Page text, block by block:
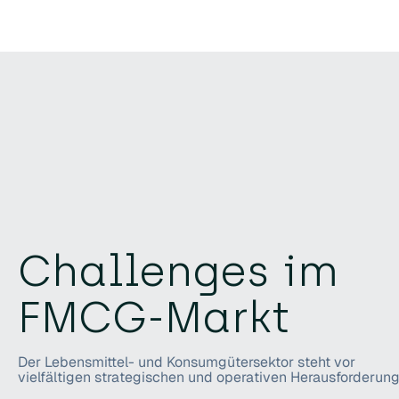
Challenges im
FMCG-Markt
Der Lebensmittel- und Konsumgütersektor steht vor
vielfältigen strategischen und operativen